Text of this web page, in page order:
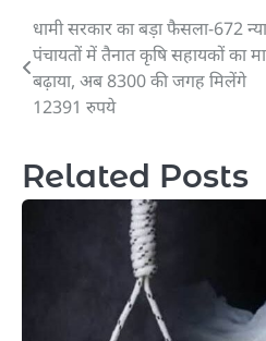
Post
navigation
धामी सरकार का बड़ा फैसला-672
पंचायतों में तैनात कृषि सहायकों का
बढ़ाया, अब 8300 की जगह मिलेंगे
12391 रुपये
Related Posts